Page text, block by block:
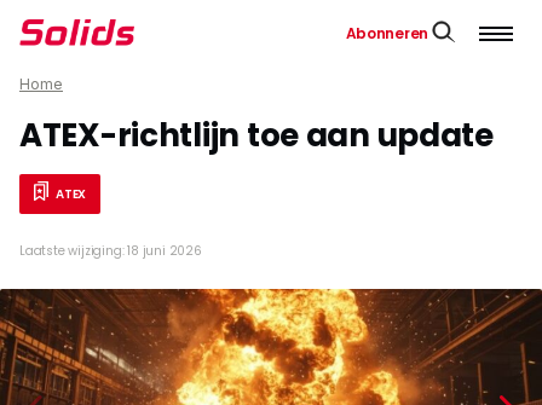
Abonneren
Home
ATEX-richtlijn toe aan update
ATEX
Laatste wijziging: 18 juni 2026